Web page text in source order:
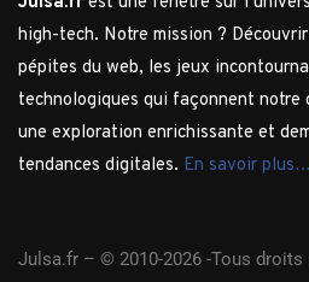
high-tech. Notre mission ?
pépites du web, les jeux
technologiques qui façonnent notre
une exploration enrichissante et
tendances digitales. En savoir plus…
Julsa.fr – © 2010-2026 -Tous droits